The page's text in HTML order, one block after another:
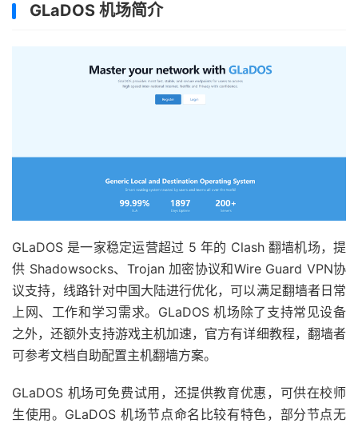
GLaDOS 机场简介
GLaDOS 是一家稳定运营超过 5 年的 Clash 翻墙机场，提
供 Shadowsocks、Trojan 加密协议和Wire Guard VPN协
议支持，线路针对中国大陆进行优化，可以满足翻墙者日常
上网、工作和学习需求。GLaDOS 机场除了支持常见设备
之外，还额外支持游戏主机加速，官方有详细教程，翻墙者
可参考文档自助配置主机翻墙方案。
GLaDOS 机场可免费试用，还提供教育优惠，可供在校师
生使用。GLaDOS 机场节点命名比较有特色，部分节点无